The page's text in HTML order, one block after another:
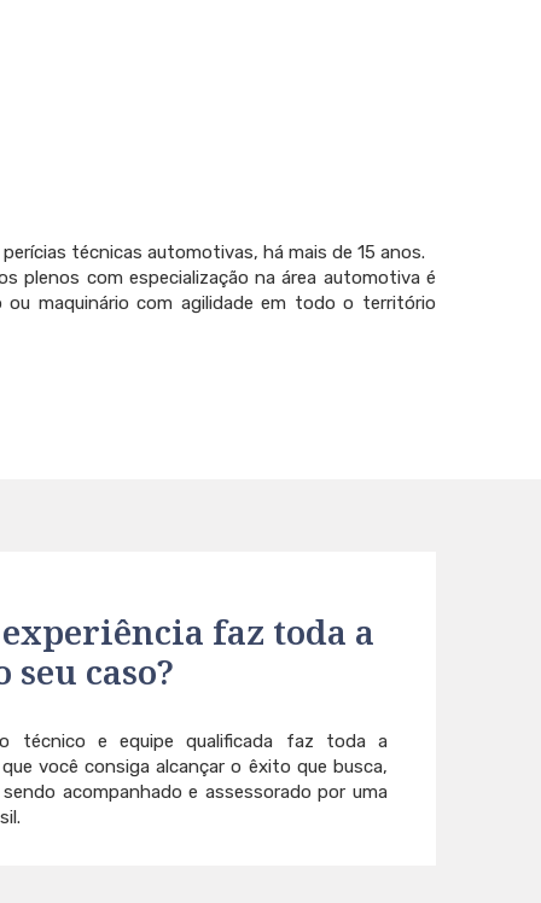
técnicas automotivas, há mais de 15 anos.
plenos com especialização na área automotiva é
ou maquinário com agilidade em todo o território
faz toda a
caso?
técnico e equipe qualificada faz toda a
você consiga alcançar o êxito que busca,
acompanhado e assessorado por uma